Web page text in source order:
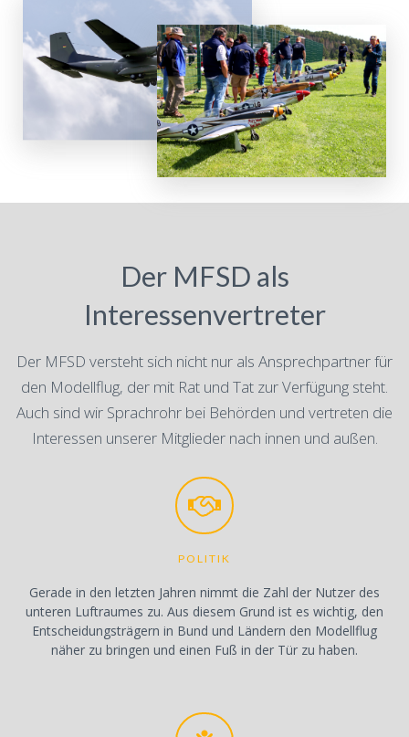
Der MFSD als
Interessenvertreter
Der MFSD versteht sich nicht nur als Ansprechpartner für
den Modellflug, der mit Rat und Tat zur Verfügung steht.
Auch sind wir Sprachrohr bei Behörden und vertreten die
Interessen unserer Mitglieder nach innen und außen.
POLITIK
Gerade in den letzten Jahren nimmt die Zahl der Nutzer des
unteren Luftraumes zu. Aus diesem Grund ist es wichtig, den
Entscheidungsträgern in Bund und Ländern den Modellflug
näher zu bringen und einen Fuß in der Tür zu haben.